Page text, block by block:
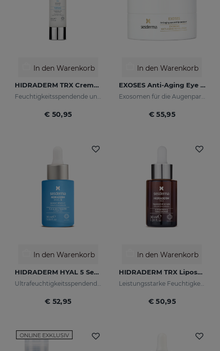
In den Warenkorb
HIDRADERM TRX Cremegel
Feuchtigkeitsspendende und aufhellende Wirkung für Mischhaut
€ 50,95
In den Warenkorb
EXOSES Anti-Aging Eye And Lip Contour
Exosomen für die Augenpartie
€ 55,95
In den Warenkorb
HIDRADERM HYAL 5 Serum
€ 52,95
In den Warenkorb
HIDRADERM TRX Liposomales Serum
Leistungsstarke Feuchtigkeitspflege mit aufhellender Wirkung
€ 50,95
ONLINE EXKLUSIV